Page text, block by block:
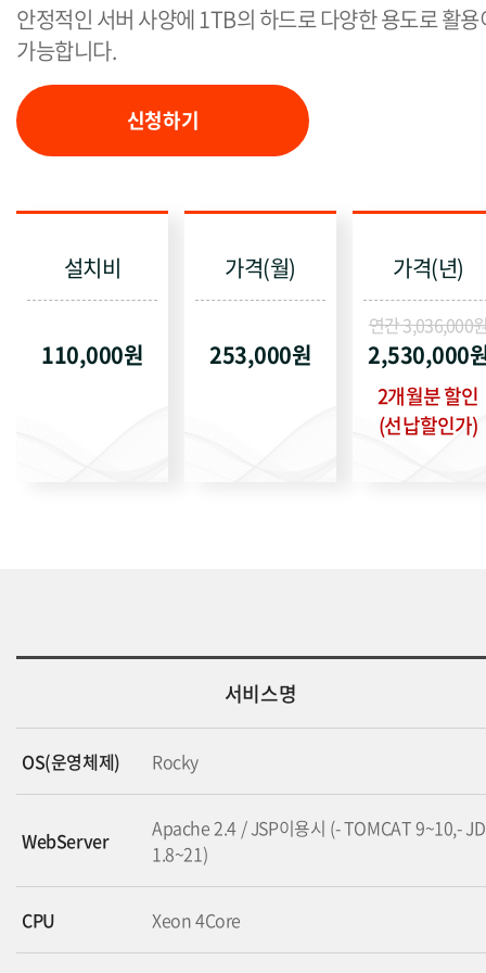
안정적인 서버 사양에 1TB의 하드로 다양한 용도로 활용
가능합니다.
신청하기
설치비
110,000원
가격(월)
253,000원
가격(년)
연간 3,036,000
2,530,000
2개월분 할인
(선납할인가)
서비스명
OS(운영체제) Rocky
WebServer
Apache 2.4 / JSP이용시 (- TOMCAT 9~10,-
1.8~21)
CPU Xeon 4Core